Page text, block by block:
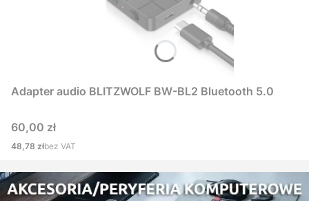
Adapter audio BLITZWOLF BW-BL2 Bluetooth 5.0
Cena
60,00 zł
Cena
48,78 złbez VAT